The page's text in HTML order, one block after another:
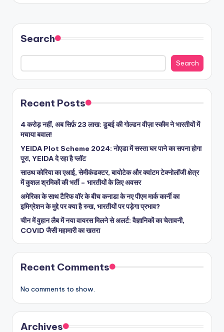
Search
Search
Recent Posts
4 करोड़ नहीं, अब सिर्फ़ 23 लाख: डुबई की गोल्डन वीज़ा स्कीम ने भारतीयों में
मचाया बवाल!
YEIDA Plot Scheme 2024: नोएडा में सस्ता घर पाने का सपना होगा
पूरा, YEIDA दे रहा है प्लॉट
साउथ कोरिया का एआई, सेमीकंडक्टर, बायोटेक और क्वांटम टेक्नोलॉजी क्षेत्र
में कुशल श्रमिकों की भर्ती – भारतीयों के लिए अवसर
अमेरिका के साथ टैरिफ वॉर के बीच कनाडा के नए पीएम मार्क कार्नी का
इमिग्रेशन के मुद्दे पर क्या है रुख, भारतीयों पर पड़ेगा प्रभाव?
चीन में वुहान लैब में नया वायरस मिलने से अलर्ट: वैज्ञानिकों का चेतावनी,
COVID जैसी महामारी का खतरा
Recent Comments
No comments to show.
Archives